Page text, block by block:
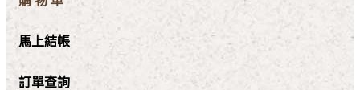
馬上結帳
訂單查詢